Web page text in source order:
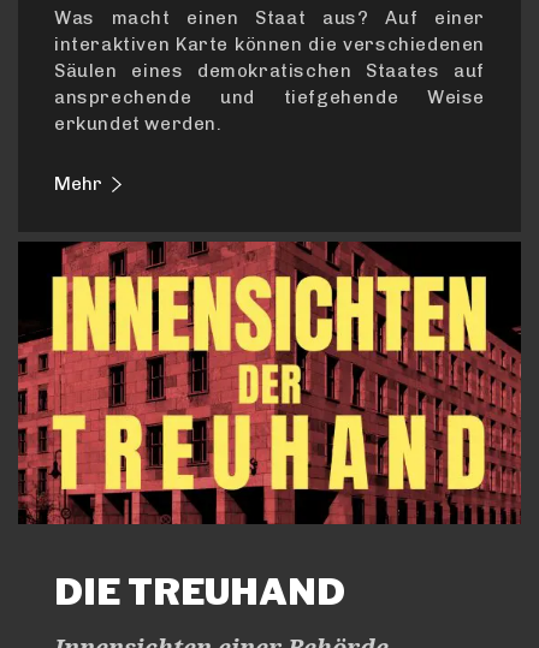
Was macht einen Staat aus? Auf einer
interaktiven Karte können die verschiedenen
Säulen eines demokratischen Staates auf
ansprechende und tiefgehende Weise
erkundet werden.
Mehr
DIE TREUHAND